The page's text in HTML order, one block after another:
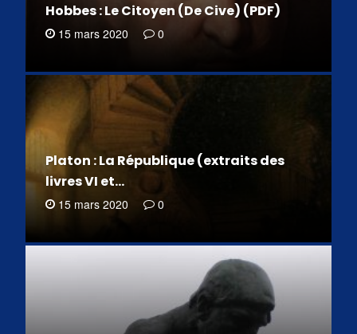
Hobbes : Le Citoyen (De Cive) (PDF)
15 mars 2020 0
Platon : La République (extraits des
livres VI et…
15 mars 2020 0